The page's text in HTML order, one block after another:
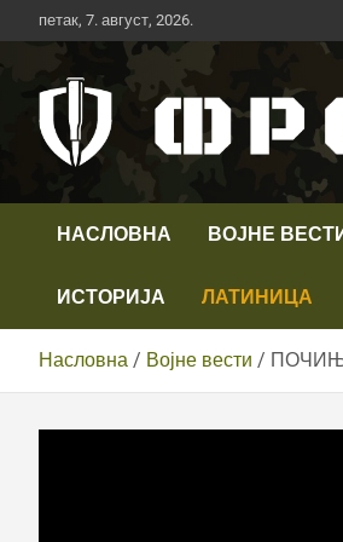
Скип
то
петак, 7. август, 2026.
Телевизија
НАСЛОВНА ВОЈНЕ
ИСТОРИЈА ЛАТИНИЦА
Насловна Војне вести